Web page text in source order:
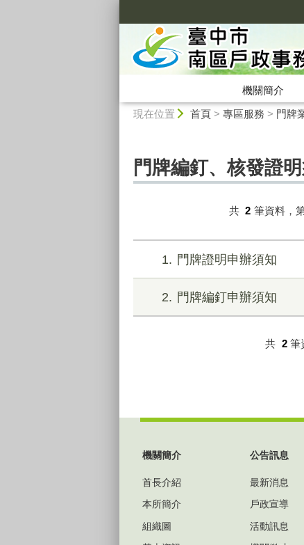
機關簡介
現在位置 首頁> 專區服務 > 門牌
門牌編釘、核發證
共 2 筆資料，
1 門牌證明申辦須知
2 門牌編釘申辦須知
共 2 筆
機關簡介
首長介紹
本所簡介
組織圖
公告訊息
最新消息
戶政宣導
活動訊息